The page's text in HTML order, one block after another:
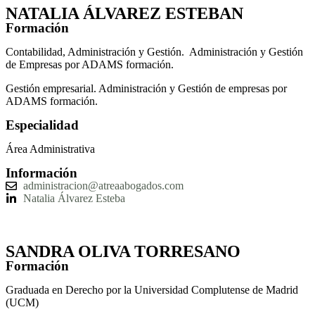
NATALIA ÁLVAREZ ESTEBAN
Formación
Contabilidad, Administración y Gestión. Administración y Gestión
de Empresas por ADAMS formación.
Gestión empresarial. Administración y Gestión de empresas por
ADAMS formación.
Especialidad
Área Administrativa
Información
administracion@atreaabogados.com
Natalia Álvarez Esteba
SANDRA OLIVA TORRESANO
Formación
Graduada en Derecho por la Universidad Complutense de Madrid
(UCM)